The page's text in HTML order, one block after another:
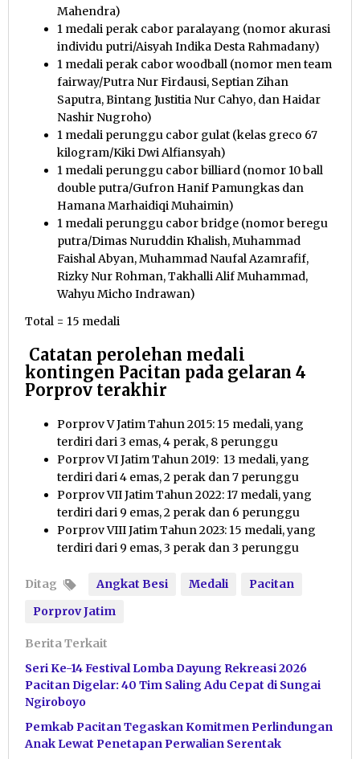
Mahendra)
1 medali perak cabor paralayang (nomor akurasi
individu putri/Aisyah Indika Desta Rahmadany)
1 medali perak cabor woodball (nomor men team
fairway/Putra Nur Firdausi, Septian Zihan
Saputra, Bintang Justitia Nur Cahyo, dan Haidar
Nashir Nugroho)
1 medali perunggu cabor gulat (kelas greco 67
kilogram/Kiki Dwi Alfiansyah)
1 medali perunggu cabor billiard (nomor 10 ball
double putra/Gufron Hanif Pamungkas dan
Hamana Marhaidiqi Muhaimin)
1 medali perunggu cabor bridge (nomor beregu
putra/Dimas Nuruddin Khalish, Muhammad
Faishal Abyan, Muhammad Naufal Azamrafif,
Rizky Nur Rohman, Takhalli Alif Muhammad,
Wahyu Micho Indrawan)
Total = 15 medali
Catatan perolehan medali
kontingen Pacitan pada gelaran 4
Porprov terakhir
Porprov V Jatim Tahun 2015: 15 medali, yang
terdiri dari 3 emas, 4 perak, 8 perunggu
Porprov VI Jatim Tahun 2019: 13 medali, yang
terdiri dari 4 emas, 2 perak dan 7 perunggu
Porprov VII Jatim Tahun 2022: 17 medali, yang
terdiri dari 9 emas, 2 perak dan 6 perunggu
Porprov VIII Jatim Tahun 2023: 15 medali, yang
terdiri dari 9 emas, 3 perak dan 3 perunggu
Ditag Angkat Besi Medali
Pacitan
Porprov Jatim
Berita Terkait
Seri Ke-14 Festival Lomba Dayung Rekreasi 2026
Pacitan Digelar: 40 Tim Saling Adu Cepat di Sungai
Ngiroboyo
Pemkab Pacitan Tegaskan Komitmen Perlindungan
Anak Lewat Penetapan Perwalian Serentak